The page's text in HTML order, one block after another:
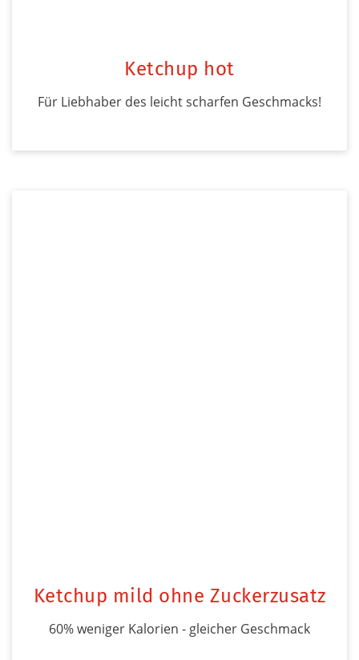
Ketchup hot
Für Liebhaber des leicht scharfen Geschmacks!
Ketchup mild ohne Zuckerzusatz
60% weniger Kalorien - gleicher Geschmack